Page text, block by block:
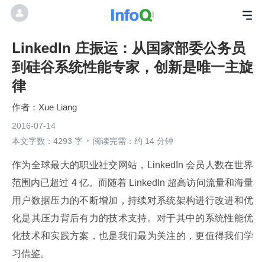
LinkedIn 庄振运：从国家部委公务员
到硅谷系统性能专家，创新是唯一主旋
律
Xue Liang
2016-07-14
本文字数：4293 字
阅读完需：约 14 分钟
作为全球最大的职业社交网站，LinkedIn 会员人数在世界
范围内已超过 4 亿。而随着 LinkedIn 超高访问流量和海量
用户数据压力的不断增加，持续对系统架构进行改进和优
化是其压力背后有力的技术支持。对于其中的系统性能优
化技术和实践方案，也是我们最为关注的，更值得我们学
习借鉴。